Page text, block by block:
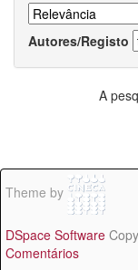
Autores/Registo
A
Theme by
DSpace Software
Comentários